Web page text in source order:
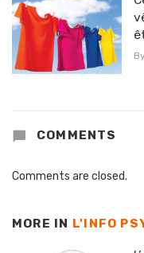
By
COMMENTS
Comments are closed.
MORE IN L'INFO